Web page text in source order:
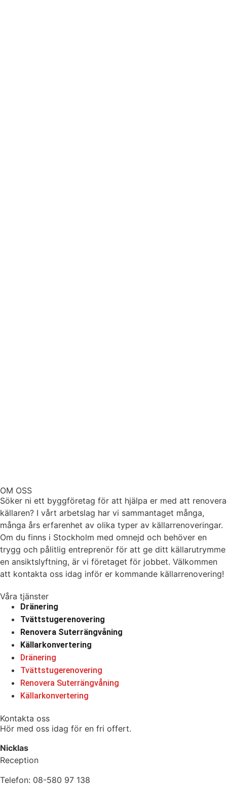
OM OSS
Söker ni ett byggföretag för att hjälpa er med att renovera
källaren? I vårt arbetslag har vi sammantaget många,
många års erfarenhet av olika typer av källarrenoveringar.
Om du finns i Stockholm med omnejd och behöver en
trygg och pålitlig entreprenör för att ge ditt källarutrymme
en ansiktslyftning, är vi företaget för jobbet. Välkommen
att kontakta oss idag inför er kommande källarrenovering!
Våra tjänster
Dränering
Tvättstugerenovering
Renovera Suterrängvåning
Källarkonvertering
Dränering
Tvättstugerenovering
Renovera Suterrängvåning
Källarkonvertering
Kontakta oss
Hör med oss idag för en fri offert.
Nicklas
Reception
Telefon: 08-580 97 138